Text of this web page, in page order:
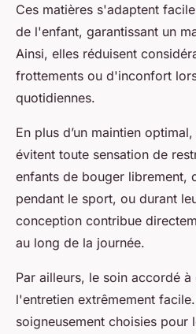
Ces matières s'adaptent
de l'enfant, garantissant un
Ainsi, elles réduisent
frottements ou d'inconfort
quotidiennes.
En plus d’un maintien
évitent toute sensation de
enfants de bouger librement,
pendant le sport, ou durant
conception contribue
au long de la journée.
Par ailleurs, le soin accordé
l'entretien extrêmement
soigneusement choisies pour